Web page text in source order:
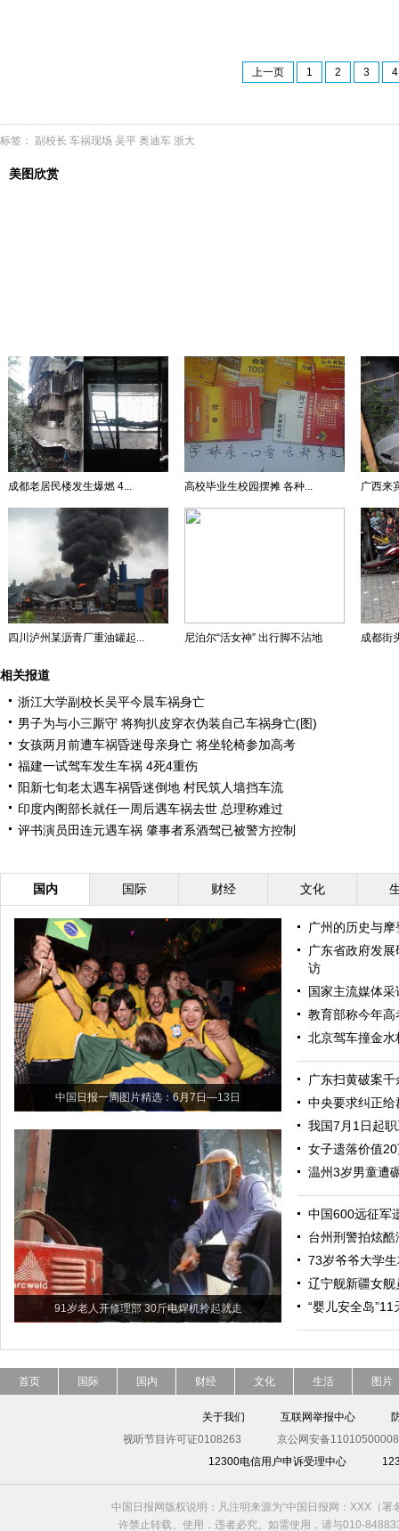
上一页 1 2 3 4
标签： 副校长 车祸现场 吴平 奥迪车 浙大
美图欣赏
成都老居民楼发生爆燃 4... 高校毕业生校园摆摊 各种... 广西来
四川泸州某沥青厂重油罐起... 尼泊尔“活女神” 出行脚不沾地 成都街
相关报道
浙江大学副校长吴平今晨车祸身亡
男子为与小三厮守 将狗扒皮穿衣伪装自己车祸身亡(图)
女孩两月前遭车祸昏迷母亲身亡 将坐轮椅参加高考
福建一试驾车发生车祸 4死4重伤
阳新七旬老太遇车祸昏迷倒地 村民筑人墙挡车流
印度内阁部长就任一周后遇车祸去世 总理称难过
评书演员田连元遇车祸 肇事者系酒驾已被警方控制
国内 国际 财经 文化
中国日报一周图片精选：6月7日—13日
91岁老人开修理部 30斤电焊机拎起就走
广州的历史与
广东省政府发
访
国家主流媒体
教育部称今年
北京驾车撞金
广东扫黄破案
中央要求纠正
我国7月1日起
女子遗落价值
温州3岁男童遭
中国600远征军
台州刑警拍炫
73岁爷爷大学
辽宁舰新疆女
“婴儿安全岛
首页 国际 国内 财经 文化 生活 图片
关于我们 互联网举报中心
视听节目许可证0108263
京公网安备
12300电信用户申诉受理中心
中国日报网版权说明：凡注明来源为“中国日报网：XXX（
许禁止转载、使用，违者必究。如需使用，请与010-